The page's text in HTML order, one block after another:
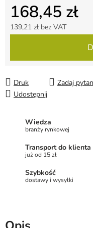
168,45 zł
139,21 zł bez VAT
Druk Zadaj
Udostępnij
Wiedza
branży rynkowej
Transport do klienta
już od 15 zł
Szybkość
dostawy i wysyłki